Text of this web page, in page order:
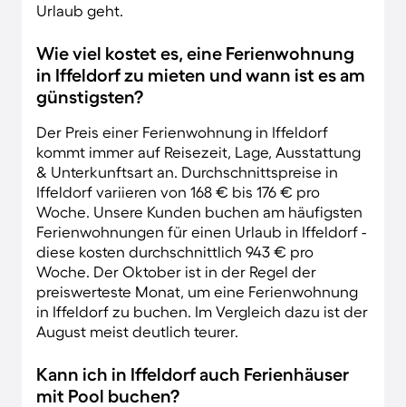
Urlaub geht.
Wie viel kostet es, eine Ferienwohnung
in Iffeldorf zu mieten und wann ist es am
günstigsten?
Der Preis einer Ferienwohnung in Iffeldorf
kommt immer auf Reisezeit, Lage, Ausstattung
& Unterkunftsart an. Durchschnittspreise in
Iffeldorf variieren von 168 € bis 176 € pro
Woche. Unsere Kunden buchen am häufigsten
Ferienwohnungen für einen Urlaub in Iffeldorf -
diese kosten durchschnittlich 943 € pro
Woche. Der Oktober ist in der Regel der
preiswerteste Monat, um eine Ferienwohnung
in Iffeldorf zu buchen. Im Vergleich dazu ist der
August meist deutlich teurer.
Kann ich in Iffeldorf auch Ferienhäuser
mit Pool buchen?